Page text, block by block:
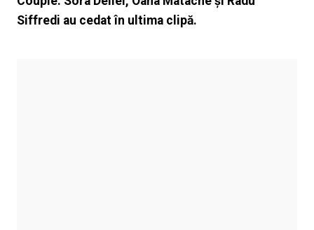
Siffredi au cedat în ultima clipă.